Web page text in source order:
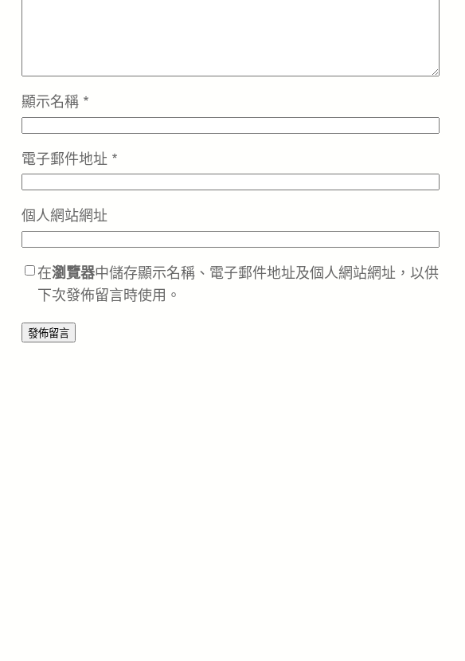
顯示名稱 *
電子郵件地址 *
個人網站網址
在瀏覽器中儲存顯示名稱、電子郵件地址及個人網站網址，以供
下次發佈留言時使用。